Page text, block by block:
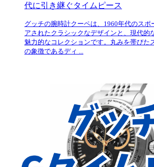
代に引き継ぐタイムピース
グッチの腕時計クーペは、1960年代のスポ
アされたクラシックなデザインと、現代的
魅力的なコレクションです。丸みを帯びた
の象徴であるディ ...